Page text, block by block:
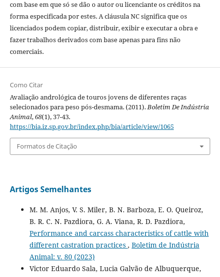
com base em que só se dão o autor ou licenciante os créditos na
forma especificada por estes. A cláusula NC significa que os
licenciados podem copiar, distribuir, exibir e executar a obra e
fazer trabalhos derivados com base apenas para fins não
comerciais.
Como Citar
Avaliação andrológica de touros jovens de diferentes raças
selecionados para peso pós-desmama. (2011).Boletim De Indústria
Animal,68(1), 37-43.
https://bia.iz.sp.gov.br/index.php/bia/article/view/1065
Formatos de Citação
Artigos Semelhantes
M. M. Anjos, V. S. Miler, B. N. Barboza, E. O. Queiroz,
B. R. C. N. Pazdiora, G. A. Viana, R. D. Pazdiora,
Performance and carcass characteristics of cattle with
different castration practices , Boletim de Indústria
Animal: v. 80 (2023)
Victor Eduardo Sala, Lucia Galvão de Albuquerque,